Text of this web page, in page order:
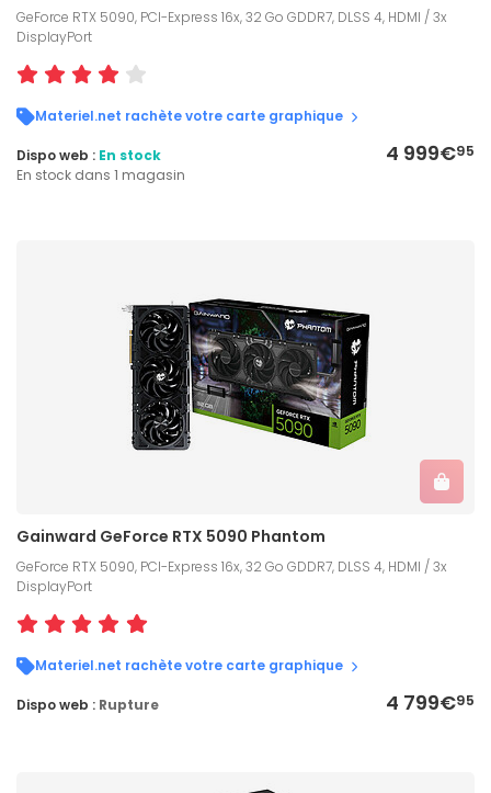
GeForce RTX 5090, PCI-Express 16x, 32 Go GDDR7, DLSS 4, HDMI / 3x
DisplayPort
Materiel.net rachète votre carte graphique
4 999€95
Dispo web : En stock
En stock dans 1 magasin
Gainward GeForce RTX 5090 Phantom
GeForce RTX 5090, PCI-Express 16x, 32 Go GDDR7, DLSS 4, HDMI / 3x
DisplayPort
Materiel.net rachète votre carte graphique
4 799€95
Dispo web : Rupture